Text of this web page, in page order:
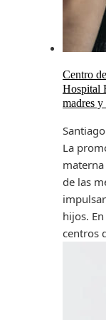
Centro
Hospital
madres
La
de las
hijos.
centros